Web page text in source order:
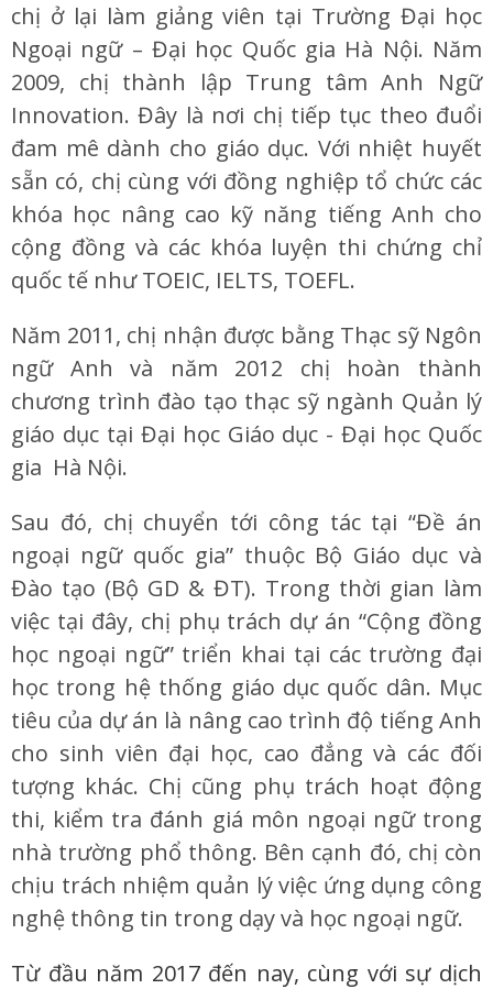
chị ở lại làm giảng viên tại Trường Đại học
Ngoại ngữ – Đại học Quốc gia Hà Nội. Năm
2009, chị thành lập Trung tâm Anh Ngữ
Innovation. Đây là nơi chị tiếp tục theo đuổi
đam mê dành cho giáo dục. Với nhiệt huyết
sẵn có, chị cùng với đồng nghiệp tổ chức các
khóa học nâng cao kỹ năng tiếng Anh cho
cộng đồng và các khóa luyện thi chứng chỉ
quốc tế như TOEIC, IELTS, TOEFL.
Năm 2011, chị nhận được bằng Thạc sỹ Ngôn
ngữ Anh và năm 2012 chị hoàn thành
chương trình đào tạo thạc sỹ ngành Quản lý
giáo dục tại Đại học Giáo dục - Đại học Quốc
gia Hà Nội.
Sau đó, chị chuyển tới công tác tại “Đề án
ngoại ngữ quốc gia” thuộc Bộ Giáo dục và
Đào tạo (Bộ GD & ĐT). Trong thời gian làm
việc tại đây, chị phụ trách dự án “Cộng đồng
học ngoại ngữ” triển khai tại các trường đại
học trong hệ thống giáo dục quốc dân. Mục
tiêu của dự án là nâng cao trình độ tiếng Anh
cho sinh viên đại học, cao đẳng và các đối
tượng khác. Chị cũng phụ trách hoạt động
thi, kiểm tra đánh giá môn ngoại ngữ trong
nhà trường phổ thông. Bên cạnh đó, chị còn
chịu trách nhiệm quản lý việc ứng dụng công
nghệ thông tin trong dạy và học ngoại ngữ.
Từ đầu năm 2017 đến nay, cùng với sự dịch